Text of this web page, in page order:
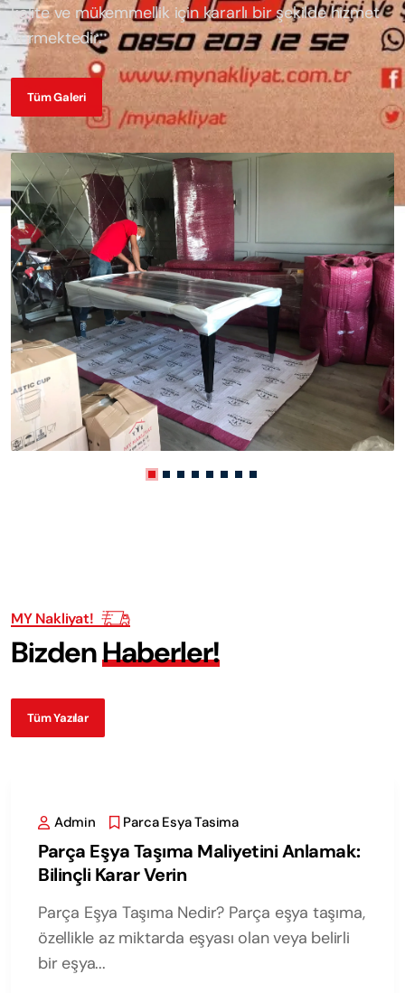
kalite ve mükemmellik için kararlı bir şekilde hizmet
vermektedir.
Tüm Galeri
MY Nakliyat!
BizdenHaberler!
Tüm Yazılar
Admin Parca Esya Tasima
Parça Eşya Taşıma Maliyetini Anlamak:
Bilinçli Karar Verin
Parça Eşya Taşıma Nedir? Parça eşya taşıma,
özellikle az miktarda eşyası olan veya belirli
bir eşya...